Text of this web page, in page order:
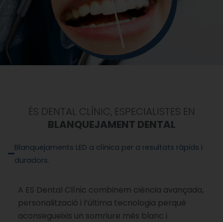
ÉS DENTAL CLÍNIC, ESPECIALISTES EN
BLANQUEJAMENT DENTAL
Blanquejaments LED a clínica per a resultats ràpids i
duradors.
A ES Dental Clínic combinem ciència avançada,
personalització i l’última tecnologia perquè
aconsegueixis un somriure més blanc i